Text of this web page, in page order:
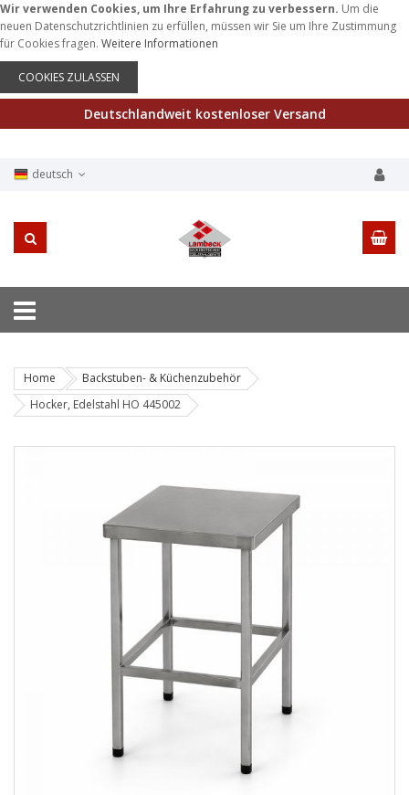
Wir verwenden Cookies, um Ihre Erfahrung zu verbessern. Um die
neuen Datenschutzrichtlinien zu erfüllen, müssen wir Sie um Ihre Zustimmung
für Cookies fragen. Weitere Informationen
COOKIES ZULASSEN
Deutschlandweit kostenloser Versand
deutsch
Home
Backstuben- & Küchenzubehör
Hocker, Edelstahl HO 445002